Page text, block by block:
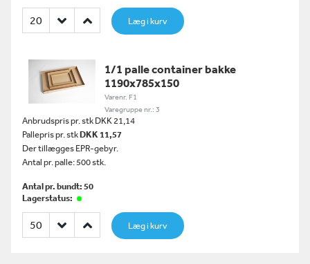
Læg i kurv
1/1 palle container bakke
1190x785x150
Varenr. F1
Varegruppe nr.: 3
Anbrudspris pr. stk DKK 21,14
Pallepris pr. stkDKK 11,57
Der tillægges EPR-gebyr.
Antal pr. palle: 500 stk.
Antal pr. bundt: 50
Lagerstatus:
Læg i kurv